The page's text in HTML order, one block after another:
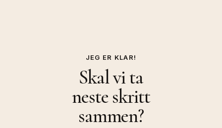
JEG ER KLAR!
Skal vi ta
neste skritt
sammen?